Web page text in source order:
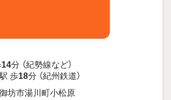
14分 （紀勢線など）
歩18分 （紀州鉄道）
坊市湯川町小松原